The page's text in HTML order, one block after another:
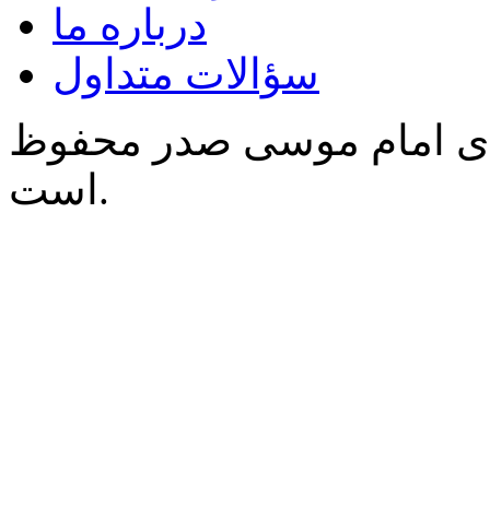
درباره ما
سؤالات متداول
امام موسی صدر محفوظ
است.